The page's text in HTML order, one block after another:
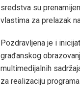
sredstva su
vlastima za prelazak
Pozdravljena je i
građanskog
multimedijalnih
za realizaciju